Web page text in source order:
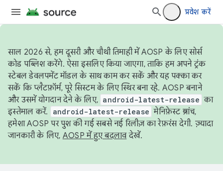
प्रवेश करें
साल 2026 से, हम दूसरी और चौथी तिमाही में AOSP के लिए सोर्स
कोड पब्लिश करेंगे. ऐसा इसलिए किया जाएगा, ताकि हम अपने ट्रंक
स्टेबल डेवलपमेंट मॉडल के साथ काम कर सकें और यह पक्का कर
सकें कि प्लैटफ़ॉर्म, पूरे सिस्टम के लिए स्थिर बना रहे. AOSP बनाने
और उसमें योगदान देने के लिए, android-latest-release का
इस्तेमाल करें.
android-latest-release मेनिफ़ेस्ट ब्रांच,
हमेशा AOSP पर पुश की गई सबसे नई रिलीज़ का रेफ़रंस देगी. ज़्यादा
जानकारी के लिए, AOSP में हुए बदलावदेखें.